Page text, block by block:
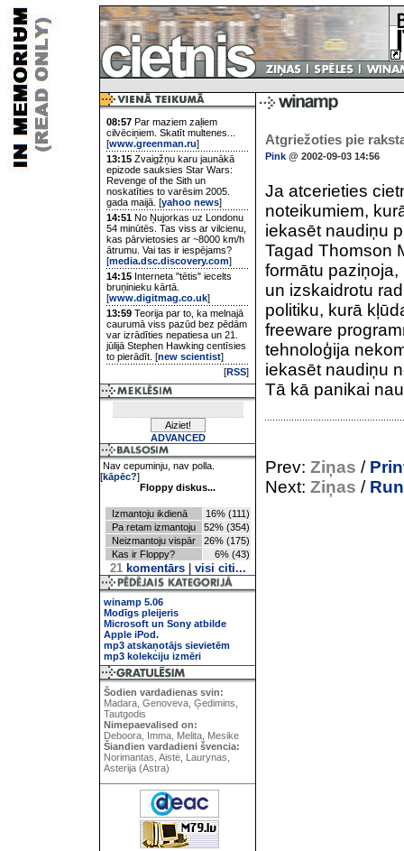
08:57 Par maziem zaļiem
cilvēciņiem. Skatīt multenes...
[www.greenman.ru]
13:15 Zvaigžņu karu jaunākā
epizode sauksies Star Wars:
Revenge of the Sith un
noskatīties to varēsim 2005.
gada maijā. [yahoo news]
14:51 No Ņujorkas uz Londonu
54 minūtēs. Tas viss ar vilcienu,
kas pārvietosies ar ~8000 km/h
ātrumu. Vai tas ir iespējams?
[media.dsc.discovery.com]
14:15 Interneta "tētis" iecelts
bruņinieku kārtā.
[www.digitmag.co.uk]
13:59 Teorija par to, ka melnajā
caurumā viss pazūd bez pēdām
var izrādīties nepatiesa un 21.
jūlijā Stephen Hawking centīsies
to pierādīt. [new scientist]
[RSS]
ADVANCED
Nav cepuminju, nav polla.
[kāpēc?]
Floppy diskus...
Izmantoju ikdienā
16% (111)
Pa retam izmantoju
52% (354)
Neizmantoju vispār
26% (175)
Kas ir Floppy?
6% (43)
21komentārs| visi citi...
winamp 5.06
Modīgs pleijeris
Microsoft un Sony atbilde
Apple iPod.
mp3 atskaņotājs sievietēm
mp3 kolekciju izmēri
Šodien vardadienas svin:
Madara, Genoveva, Ģedimins,
Tautgodis
Nimepaevalised on:
Deboora, Imma, Melita, Mesike
Šiandien vardadieni švencia:
Norimantas, Aistė, Laurynas,
Asterija (Astra)
Atgriežoties pie
Pink @ 2002-09-03 14:56
Ja atcerieties
noteikumiem,
iekasēt naudiņu
Tagad Thomson
formātu
un izskaidrotu
politiku, kurā
freeware
tehnoloģija
iekasēt naudiņu
Tā kā panikai
Prev: Ziņas /
Next: Ziņas /